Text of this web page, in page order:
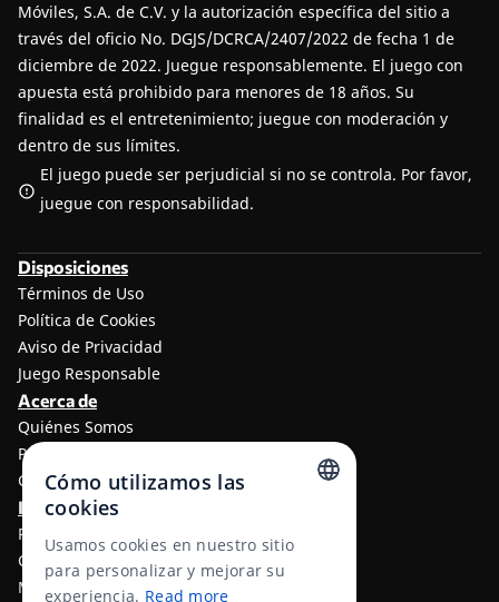
Móviles, S.A. de C.V. y la autorización específica del sitio a
través del oficio No. DGJS/DCRCA/2407/2022 de fecha 1 de
diciembre de 2022. Juegue responsablemente. El juego con
apuesta está prohibido para menores de 18 años. Su
finalidad es el entretenimiento; juegue con moderación y
dentro de sus límites.
El juego puede ser perjudicial si no se controla. Por favor,
juegue con responsabilidad.
Disposiciones
Términos de Uso
Política de Cookies
Aviso de Privacidad
Juego Responsable
Acerca de
Quiénes Somos
Programa de afiliados a TheLotter
Contáctenos
Información
Resultados de lotería
Centro de ayuda
Métodos de Pago
RUSSIAN
Cómo utilizamos las
cookies
Usamos cookies en nuestro sitio
para personalizar y mejorar su
experiencia. Read more